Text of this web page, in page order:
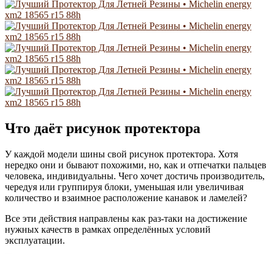
Что даёт рисунок протектора
У каждой модели шины свой рисунок протектора. Хотя
нередко они и бывают похожими, но, как и отпечатки пальцев
человека, индивидуальны. Чего хочет достичь производитель,
чередуя или группируя блоки, уменьшая или увеличивая
количество и взаимное расположение канавок и ламелей?
Все эти действия направлены как раз-таки на достижение
нужных качеств в рамках определённых условий
эксплуатации.